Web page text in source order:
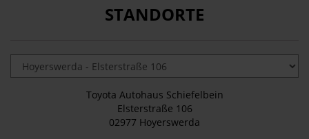
STANDORTE
Toyota Autohaus Schiefelbein
Elsterstraße 106
02977 Hoyerswerda